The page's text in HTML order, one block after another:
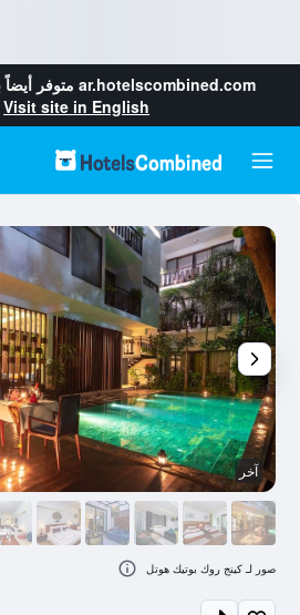
ar.hotelscombined.com متوفر أيضاً
Visit site in English
آخر
صور لـ كينج روك بوتيك هوتل